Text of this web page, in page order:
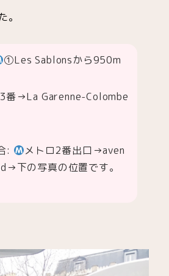
。
①Les Sablonsから950m
番→La Garenne-Colombe
:
メトロ2番出口→aven
下の写真の位置です。